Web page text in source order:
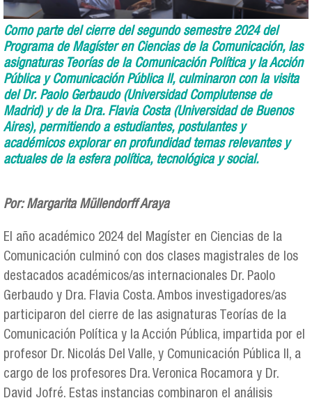
Como parte del cierre del segundo semestre 2024 del
Programa de Magíster en Ciencias de la Comunicación, las
asignaturas Teorías de la Comunicación Política y la Acción
Pública y Comunicación Pública II, culminaron con la visita
del Dr. Paolo Gerbaudo (Universidad Complutense de
Madrid) y de la Dra. Flavia Costa (Universidad de Buenos
Aires), permitiendo a estudiantes, postulantes y
académicos explorar en profundidad temas relevantes y
actuales de la esfera política, tecnológica y social.
Por: Margarita Müllendorff Araya
El año académico 2024 del Magíster en Ciencias de la
Comunicación culminó con dos clases magistrales de los
destacados académicos/as internacionales Dr. Paolo
Gerbaudo y Dra. Flavia Costa. Ambos investigadores/as
participaron del cierre de las asignaturas Teorías de la
Comunicación Política y la Acción Pública, impartida por el
profesor Dr. Nicolás Del Valle, y Comunicación Pública II, a
cargo de los profesores Dra. Veronica Rocamora y Dr.
David Jofré. Estas instancias combinaron el análisis